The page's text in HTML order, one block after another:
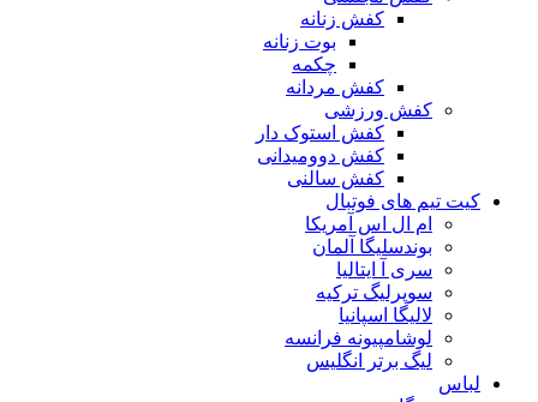
کفش زنانه
بوت زنانه
چکمه
کفش مردانه
کفش ورزشی
کفش استوک دار
کفش دوومیدانی
کفش سالنی
کیت تیم های فوتبال
ام ال اس آمریکا
بوندسلیگا آلمان
سری آ ایتالیا
سوپرلیگ ترکیه
لالیگا اسپانیا
لوشامپیونه فرانسه
لیگ برتر انگلیس
لباس